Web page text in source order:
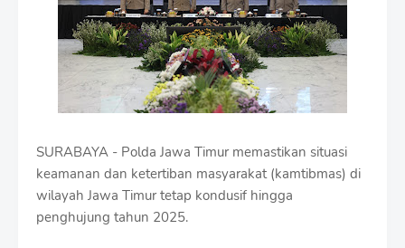
SURABAYA - Polda Jawa Timur memastikan situasi
keamanan dan ketertiban masyarakat (kamtibmas) di
wilayah Jawa Timur tetap kondusif hingga
penghujung tahun 2025.
e
s
i
g
n